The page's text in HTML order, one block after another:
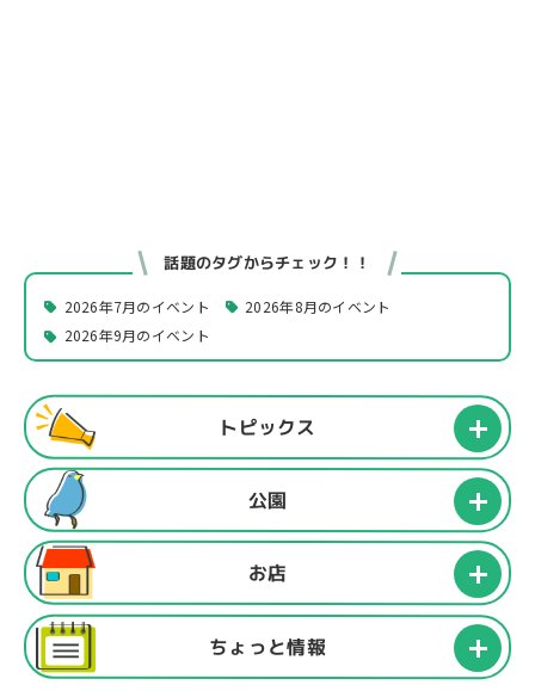
話題のタグからチェック！！
2026年7月のイベント
2026年8月のイベント
2026年9月のイベント
トピックス
公園
お店
ちょっと情報